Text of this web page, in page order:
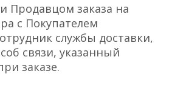
Продавцом заказа на
с Покупателем
службы доставки,
связи, указанный
заказе.